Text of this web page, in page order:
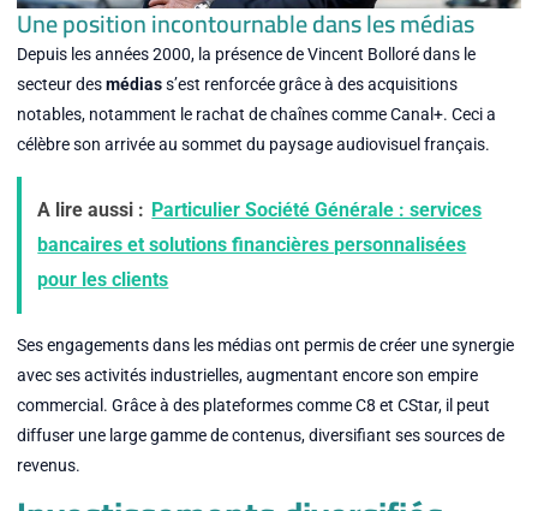
Une position incontournable dans les médias
Depuis les années 2000, la présence de Vincent Bolloré dans le
secteur desmédiass’est renforcée grâce à des acquisitions
notables, notamment le rachat de chaînes comme Canal+. Ceci a
célèbre son arrivée au sommet du paysage audiovisuel français.
A lire aussi : Particulier Société Générale : services
bancaires et solutions financières personnalisées
pour les clients
Ses engagements dans les médias ont permis de créer une synergie
avec ses activités industrielles, augmentant encore son empire
commercial. Grâce à des plateformes comme C8 et CStar, il peut
diffuser une large gamme de contenus, diversifiant ses sources de
revenus.